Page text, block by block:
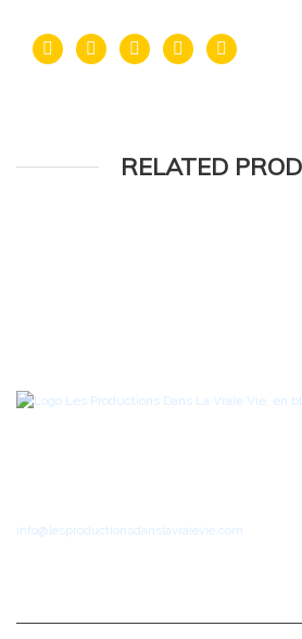
RELATED
info@lesproductionsdanslavraievie.com